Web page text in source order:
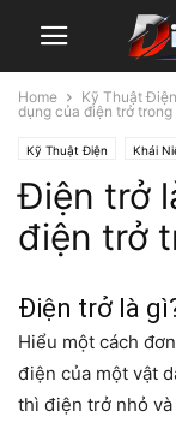
Home Kỹ Thuật Điện
dụng của điện trở trong
Kỹ Thuật Điện Khái
Điện trở
điện trở
Điện trở là
Hiểu một cách
điện của một vật
thì điện trở nhỏ